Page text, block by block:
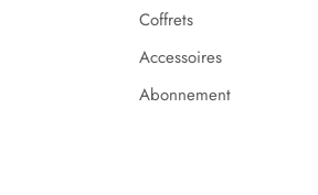
Coffrets
Accessoires
Abonnement